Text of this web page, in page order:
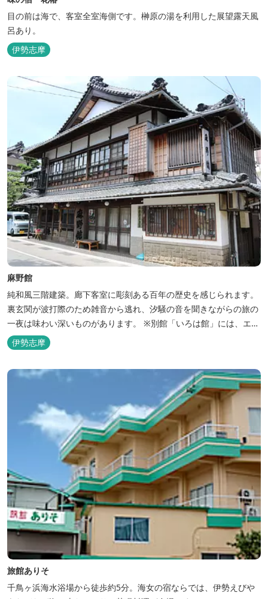
目の前は海で、客室全室海側です。榊原の湯を利用した展望露天風
呂あり。
伊勢志摩
麻野館
純和風三階建築。廊下客室に彫刻ある百年の歴史を感じられます。
裏玄関が波打際のため雑音から逃れ、汐騒の音を聞きながらの旅の
一夜は味わい深いものがあります。 ※別館「いろは館」には、エイ
リアンやプレデターのリアルな模型があり、初めて見た方はビック
リしますよ。
伊勢志摩
旅館ありそ
千鳥ヶ浜海水浴場から徒歩約5分。海女の宿ならでは、伊勢えびや